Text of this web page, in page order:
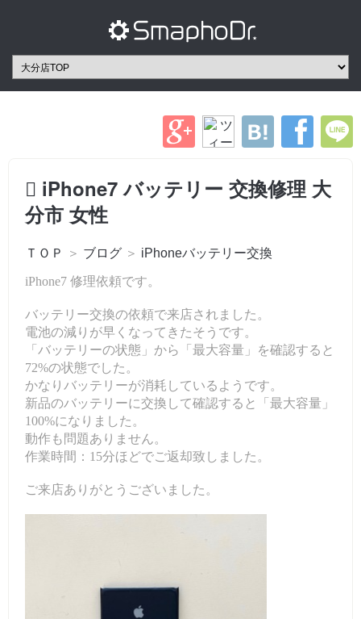
iPhone7 バッテリー 交換修理 大
分市 女性
ＴＯＰ ＞ ブログ ＞ iPhoneバッテリー交換
iPhone7 修理依頼です。
バッテリー交換の依頼で来店されました。
電池の減りが早くなってきたそうです。
「バッテリーの状態」から「最大容量」を確認すると
72%の状態でした。
かなりバッテリーが消耗しているようです。
新品のバッテリーに交換して確認すると「最大容量」
100%になりました。
動作も問題ありません。
作業時間：15分ほどでご返却致しました。
ご来店ありがとうございました。